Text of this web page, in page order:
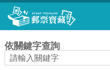
跳到主要內容區塊
依關鍵字查詢